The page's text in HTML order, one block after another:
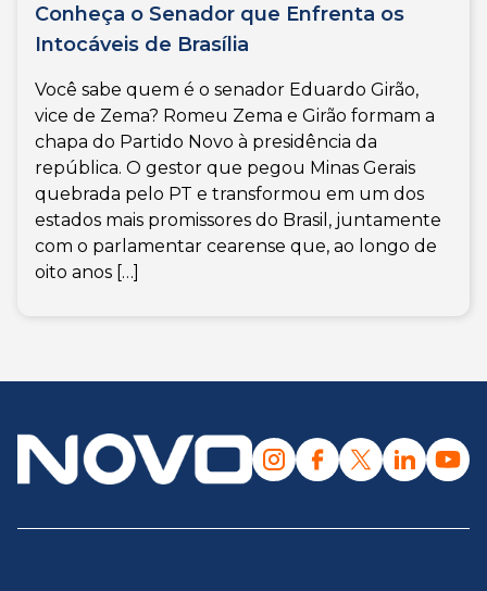
Conheça o Senador que Enfrenta os
Intocáveis de Brasília
Você sabe quem é o senador Eduardo Girão,
vice de Zema? Romeu Zema e Girão formam a
chapa do Partido Novo à presidência da
república. O gestor que pegou Minas Gerais
quebrada pelo PT e transformou em um dos
estados mais promissores do Brasil, juntamente
com o parlamentar cearense que, ao longo de
oito anos […]